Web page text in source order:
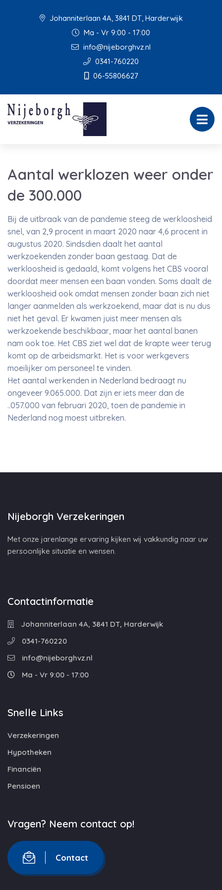
Johanniterlaan 4A, 3841 DT, Harderwijk
Ma - Vr 9:00 - 17:00
info@nijeborghvz.nl
0341-760220
06-55806627
Aantal werklozen weer onder
de 300.000
Bij de uitbraak van de pandemie steeg de werkloosheid
snel, van 2,9 procent in maart 2020 naar 4,6 procent in
augustus 2020. Sindsdien daalt het aantal
werkzoekenden zonder baan gestaag. Dat de
werkloosheid is gedaald, komt volgens het CBS vooral
doordat meer mensen een baan vonden. Soms daalt de
werkloosheid ook omdat mensen zonder baan zich niet
langer aanmelden als werkzoekend, maar dat is nu dus
niet het geval. Er kwamen juist meer mensen als
werkzoekende beschikbaar, maar het aantal banen
nam ook toe. Het CBS ziet wel dat de krapte weer terug
komt op de arbeidsmarkt. Het is voor werkgevers
moeilijker om personeel te vinden.
Het aantal werkenden in Nederland bedraagt nu
ongeveer 9.065.000. Dat zijn er iets meer dan de
..057.000 van februari 2020, toen de pandemie in
Nederland nog moest uitbreken.
Nijeborgh Verzekeringen
Met onze jarenlange ervaring kijken wij vakkundig naar uw
persoonlijke situatie en wensen.
Contactinformatie
Johanniterlaan 4A, 3841 DT, Harderwijk
0341-760220
info@nijeborghvz.nl
Ma - Vr 9:00 - 17:00
Snelle Links
Verzekeringen
Hypotheken
Financiën
Pensioen
Vragen? Neem contact op!
Contact